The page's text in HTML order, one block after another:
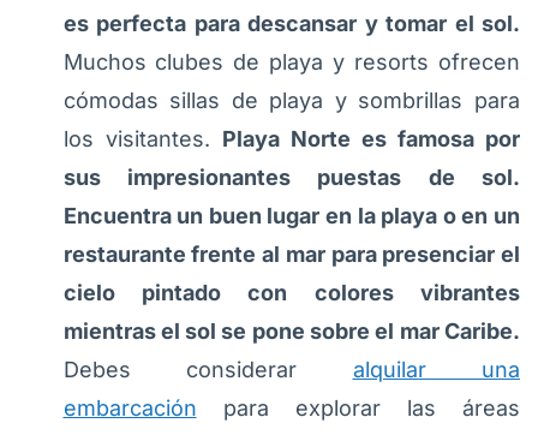
es perfecta para descansar y tomar el sol.
Muchos clubes de playa y resorts ofrecen
cómodas sillas de playa y sombrillas para
los visitantes. Playa Norte es famosa por
sus impresionantes puestas de sol.
Encuentra un buen lugar en la playa o en un
restaurante frente al mar para presenciar el
cielo pintado con colores vibrantes
mientras el sol se pone sobre el mar Caribe.
Debes considerar alquilar una
embarcación para explorar las áreas